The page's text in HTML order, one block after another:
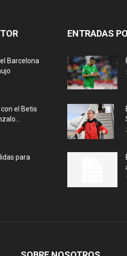
Barcelona
el Betis
para
ENTRADAS